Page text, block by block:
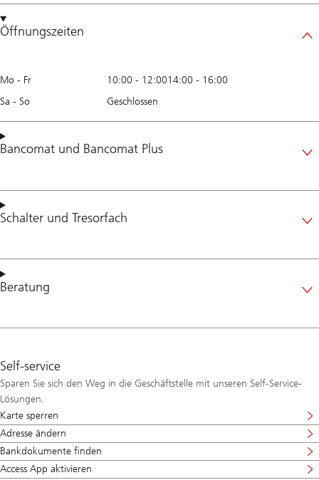
Öffnungszeiten
Mo - Fr 10:00 - 12:0014:00 - 16:00
Sa - So
Geschlossen
Bancomat und Bancomat Plus
Schalter und Tresorfach
Beratung
Self-service
Sparen Sie sich den Weg in die Geschäftstelle mit unseren Self-Service-
Lösungen.
Karte sperren
Adresse ändern
Bankdokumente finden
Access App aktivieren